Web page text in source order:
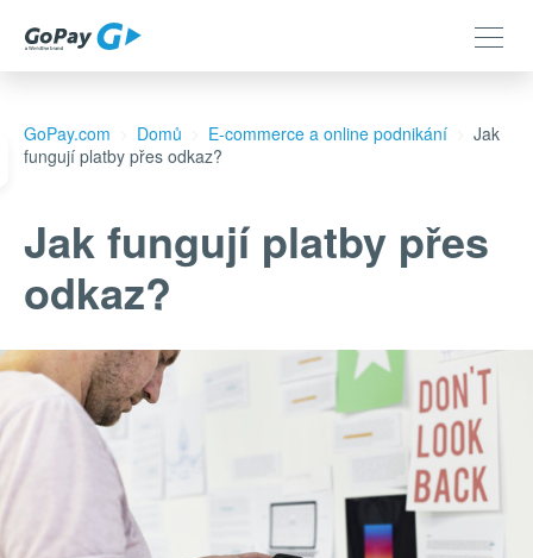
GoPay.com Domů E-commerce a online podnikání
Jak
fungují platby přes odkaz?
Jak fungují platby přes
odkaz?